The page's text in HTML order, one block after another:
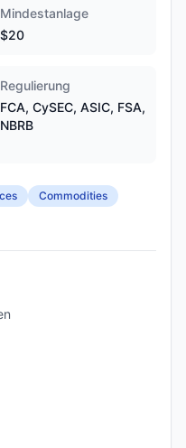
Mindestanlage
$20
Regulierung
FCA, CySEC, ASIC, FSA,
NBRB
Commodities